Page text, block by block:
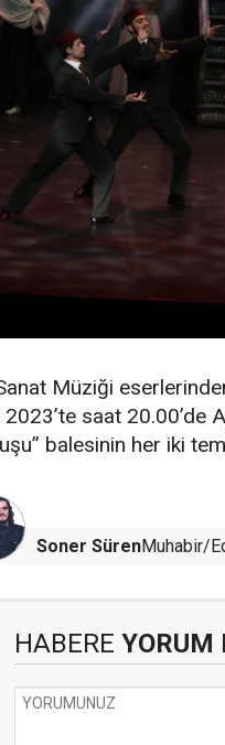
Müziği
2023’te saat 20.00’de
balesinin her iki
Soner SürenMuhabir/
HABERE YORUM